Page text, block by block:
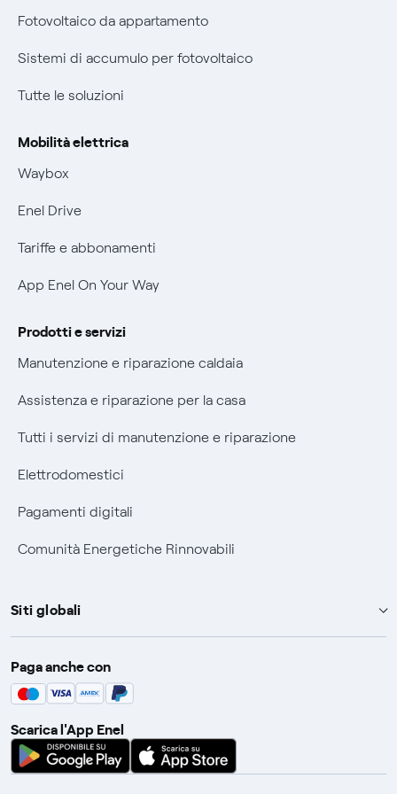
Parental Control – Navigazione sicura
Informazioni precontrattuali prodotti e servizi
Condizioni generali di contratto prodotti e servizi
Certificazioni
Nuove regole europee per la protezione dei dati
Offerte Placet non vulnerabili
Offerta Tutela Vulnerabilità Gas
Mobilità Elettrica
Phishing e truffe online
Verifica chi ti ha chiamato
Agevolazione utenti con disabilità per offerte Fibra
Fotovoltaico da appartamento
Sistemi di accumulo per fotovoltaico
Tutte le soluzioni
Mobilità elettrica
Waybox
Enel Drive
Tariffe e abbonamenti
App Enel On Your Way
Prodotti e servizi
Manutenzione e riparazione caldaia
Assistenza e riparazione per la casa
Tutti i servizi di manutenzione e riparazione
Elettrodomestici
Pagamenti digitali
Comunità Energetiche Rinnovabili
Siti globali
Enel Group
Enel Green Power
Global Procurement
Gridspertise
Paga anche con
Scarica l'App Enel